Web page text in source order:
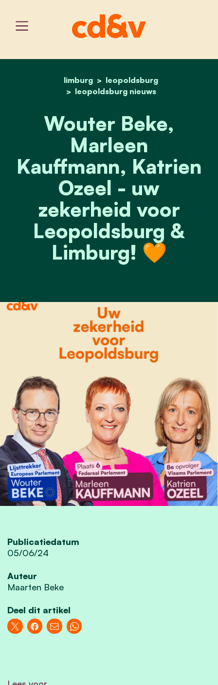
home
limburg
leopoldsburg
leopoldsburg nieuws
wouter beke, marleen
Wouter Beke,
Marleen
Kauffmann, Katrien
Ozeel - uw
zekerheid voor
Leopoldsburg &
Limburg! 🧡
Publicatiedatum
05/06/24
Auteur
Maarten Beke
Deel dit artikel